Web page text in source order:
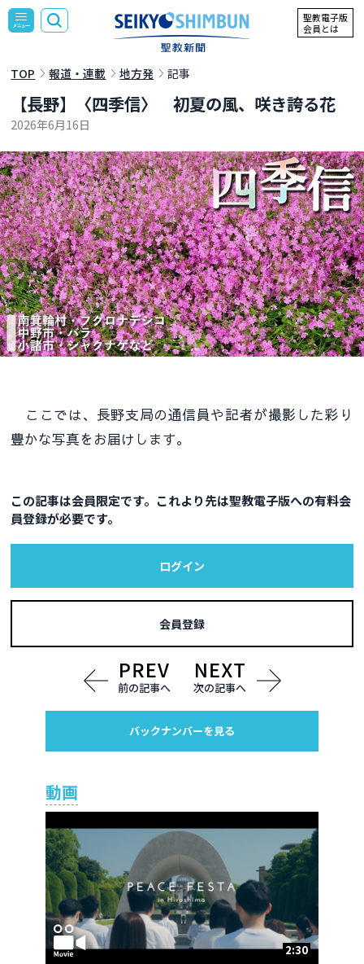
聖教電子版
会員とは
TOP 報道・連載 地方発 記事
【長野】〈四季信〉 初夏の風、咲き誇る花
2026年6月16日
ここでは、長野支局の通信員や記者が撮影した彩り
豊かな写真をお届けします。
この記事は会員限定です。これより先は聖教電子版への有料会
員登録が必要です。
ログイン
会員登録
前の記事へ 次の記事へ
バックナンバーを見る
動画
2:30